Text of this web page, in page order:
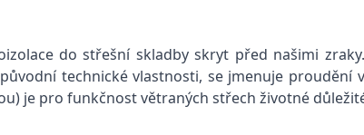
do střešní skladby skryt před našimi
technické vlastnosti, se jmenuje proudění
je pro funkčnost větraných střech životné